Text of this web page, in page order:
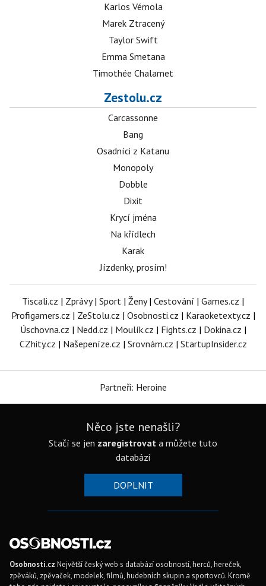
Karlos Vémola
Marek Ztracený
Taylor Swift
Emma Smetana
Timothée Chalamet
Zestolu.cz
Carcassonne
Bang
Osadníci z Katanu
Monopoly
Dobble
Dixit
Krycí jména
Na křídlech
Karak
Jízdenky, prosím!
Tiscali.cz | Zprávy| Sport | Ženy| Cestování | Games.cz |
Profigamers.cz | ZeStolu.cz | Osobnosti.cz | Karaoketexty.cz |
Úschovna.cz | Nedd.cz | Moulík.cz | Fights.cz | Dokina.cz |
CZhity.cz | Našepeníze.cz | Srovnám.cz | StartupInsider.cz
Partneři: Heroine
Něco jste nenašli?
Stačí se jen zaregistrovat a můžete tuto
databázi
DOPLNIT
Osobnosti.cz Největší český web s databází osobností, herců, hereček,
zpěváků, zpěvaček, modelek, filmů, hudebních skupin a sportovců. Kromě